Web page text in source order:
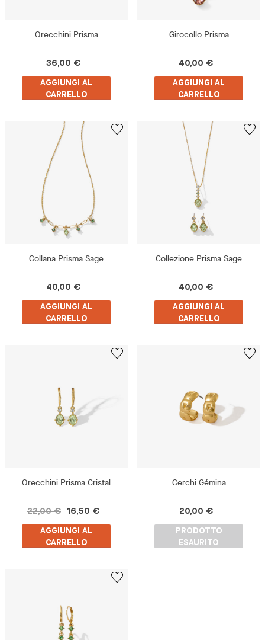
Orecchini Prisma
36,00 €
AGGIUNGI AL
CARRELLO
Girocollo Prisma
40,00 €
AGGIUNGI AL
CARRELLO
Collana Prisma Sage
40,00 €
AGGIUNGI AL
CARRELLO
Collezione Prisma Sage
40,00 €
AGGIUNGI AL
CARRELLO
Orecchini Prisma Cristal
22,00 € 16,50 €
AGGIUNGI AL
CARRELLO
Cerchi Gémina
20,00 €
PRODOTTO
ESAURITO